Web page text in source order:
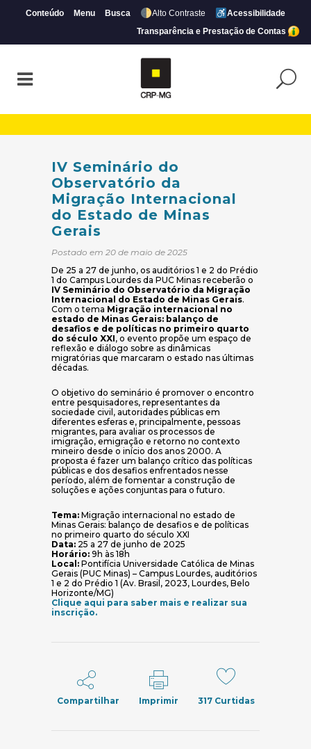
Conteúdo Menu Busca Alto Contraste
Acessibilidade
Transparência e Prestação de Contas
IV Seminário do
Observatório da
Migração Internacional
do Estado de Minas
Gerais
Postado em 20 de maio de 2025
De 25 a 27 de junho, os auditórios 1 e 2 do Prédio
1 do Campus Lourdes da PUC Minas receberão o
IV Seminário do Observatório da Migração
Internacional do Estado de Minas Gerais.
Com o tema Migração internacional no
estado de Minas Gerais: balanço de
desafios e de políticas no primeiro quarto
do século XXI, o evento propõe um espaço de
reflexão e diálogo sobre as dinâmicas
migratórias que marcaram o estado nas últimas
décadas.
O objetivo do seminário é promover o encontro
entre pesquisadores, representantes da
sociedade civil, autoridades públicas em
diferentes esferas e, principalmente, pessoas
migrantes, para avaliar os processos de
imigração, emigração e retorno no contexto
mineiro desde o início dos anos 2000. A
proposta é fazer um balanço crítico das políticas
públicas e dos desafios enfrentados nesse
período, além de fomentar a construção de
soluções e ações conjuntas para o futuro.
Tema: Migração internacional no estado de
Minas Gerais: balanço de desafios e de políticas
no primeiro quarto do século XXI
Data: 25 a 27 de junho de 2025
Horário: 9h às 18h
Local: Pontifícia Universidade Católica de Minas
Gerais (PUC Minas) – Campus Lourdes, auditórios
1 e 2 do Prédio 1 (Av. Brasil, 2023, Lourdes, Belo
Horizonte/MG)
Clique aqui para saber mais e realizar sua
inscrição.(abre em nova janela)
Compartilhar Imprimir 317Curtidas